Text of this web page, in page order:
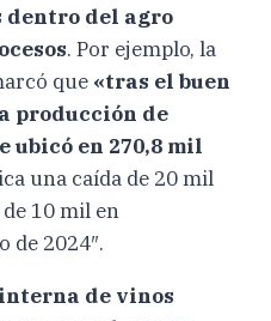
del agro
. Por ejemplo, la
que «tras el buen
producción de
ubicó en 270,8 mil
una caída de 20 mil
10 mil en
de 2024″.
de vinos